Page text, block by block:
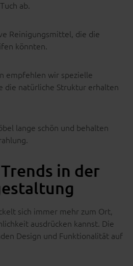
ab.
Reinigungsmittel, die die
könnten.
empfehlen wir spezielle
die natürliche Struktur erhalten
lange schön und behalten
in der
sich immer mehr zum Ort,
ausdrücken kannst. Die
Design und Funktionalität auf